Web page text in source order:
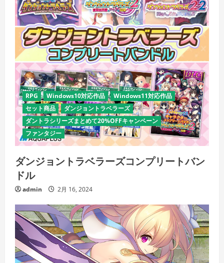
RPG Windows10対応作品
Windows11対応作品
セット商品
ダンジョントラベラーズ
ダントラシリーズまとめて20%OFFキャンペーン
ファンタジー
ダンジョントラベラーズコンプリートバン
ドル
admin 2月 16, 2024